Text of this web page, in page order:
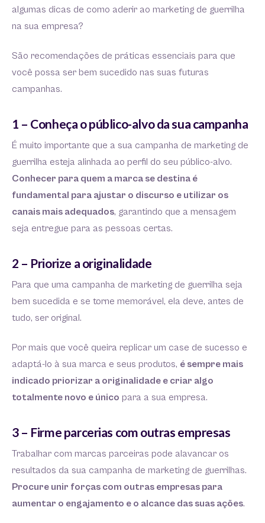
algumas dicas de como aderir ao marketing de guerrilha
na sua empresa?
São recomendações de práticas essenciais para que
você possa ser bem sucedido nas suas futuras
campanhas.
1 – Conheça o público-alvo da sua campanha
É muito importante que a sua campanha de marketing de
guerrilha esteja alinhada ao perfil do seu público-alvo.
Conhecer para quem a marca se destina é
fundamental para ajustar o discurso e utilizar os
canais mais adequados, garantindo que a mensagem
seja entregue para as pessoas certas.
2 – Priorize a originalidade
Para que uma campanha de marketing de guerrilha seja
bem sucedida e se torne memorável, ela deve, antes de
tudo, ser original.
Por mais que você queira replicar um case de sucesso e
adaptá-lo à sua marca e seus produtos, é sempre mais
indicado priorizar a originalidade e criar algo
totalmente novo e único para a sua empresa.
3 – Firme parcerias com outras empresas
Trabalhar com marcas parceiras pode alavancar os
resultados da sua campanha de marketing de guerrilhas.
Procure unir forças com outras empresas para
aumentar o engajamento e o alcance das suas ações.